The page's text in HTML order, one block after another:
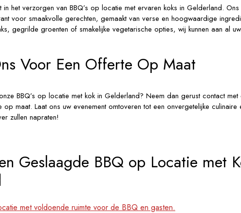
het verzorgen van BBQ’s op locatie met ervaren koks in Gelderland. Ons
voor smaakvolle gerechten, gemaakt van verse en hoogwaardige
gegrilde groenten of smakelijke vegetarische opties, wij kunnen aan al
Voor Een Offerte Op Maat
BBQ’s op locatie met kok in Gelderland? Neem dan gerust contact
maat. Laat ons uw evenement omtoveren tot een onvergetelijke culinaire
zullen napraten!
Geslaagde BBQ op Locatie met
met voldoende ruimte voor de BBQ en gasten.